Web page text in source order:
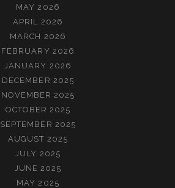
MAY 2026
APRIL 2026
MARCH 2026
FEBRUARY 2026
JANUARY 2026
DECEMBER 2025
NOVEMBER 2025
OCTOBER 2025
SEPTEMBER 2025
AUGUST 2025
JULY 2025
JUNE 2025
MAY 2025